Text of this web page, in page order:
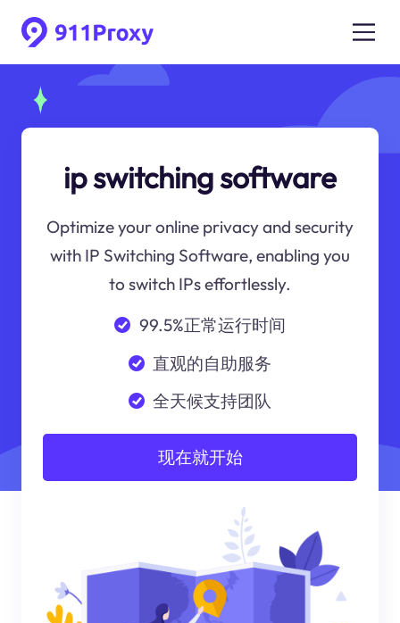
ip switching software
Optimize your online privacy and security
with IP Switching Software, enabling you
to switch IPs effortlessly.
99.5%正常运行时间
直观的自助服务
全天候支持团队
现在就开始